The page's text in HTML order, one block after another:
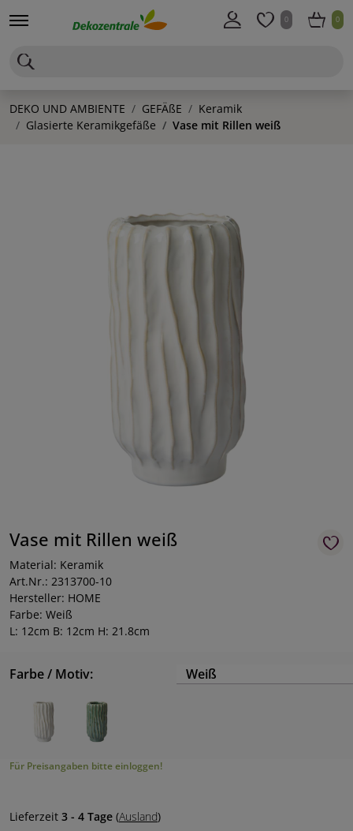
0 0
DEKO UND AMBIENTE GEFÄßE
Keramik
Glasierte Keramikgefäße
Vase mit Rillen weiß
Vase mit Rillen weiß
Material: Keramik
Art.Nr.: 2313700-10
Hersteller: HOME
Farbe: Weiß
L: 12cm B: 12cm H: 21.8cm
Farbe / Motiv: Weiß
Für Preisangaben bitte einloggen!
Lieferzeit 3 - 4 Tage (Ausland)